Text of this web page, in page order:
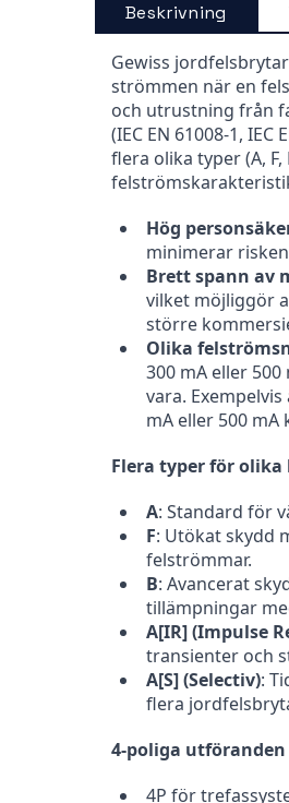
Beskrivning
Gewiss
strömmen när en
och utrustning från
(IEC EN 61008-1,
flera olika typer (A,
Hög
minimerar
Brett spann av
vilket möjliggör
större
Olika
300 mA eller
vara.
mA eller 500
Flera typer för olika
A: Standard för
F: Utökat skydd
felströmmar.
B: Avancerat
tillämpningar
A[IR] (Impulse
transienter och
A[S] (Selectiv):
flera
4-poliga utföranden
4P för